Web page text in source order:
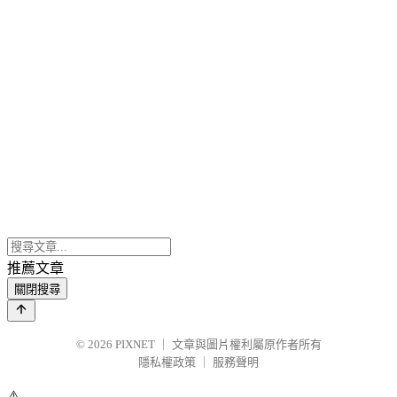
推薦文章
關閉搜尋
© 2026 PIXNET
文章與圖片權利屬原作者所有
隱私權政策
服務聲明